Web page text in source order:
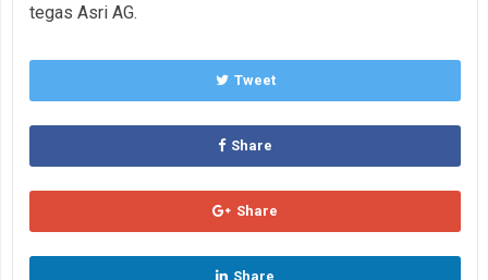
tegas Asri AG.
Tweet
Share
Share
Share